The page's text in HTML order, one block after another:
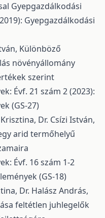
Gyepgazdálkodási
Gyepgazdálkodási
Különböző
növényállomány
szerint
Évf. 21 szám 2 (2023):
(GS-27)
Dr. Csízi István,
arid termőhelyű
Évf. 16 szám 1-2
(GS-18)
Dr. Halász András,
feltétlen juhlegelők